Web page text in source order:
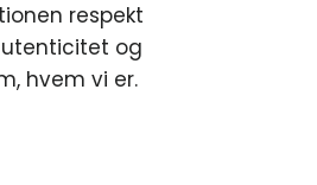
respekt
og
hvem vi er.